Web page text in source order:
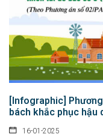
[Infographic]
bách khắc phục hậu
16-01-2025